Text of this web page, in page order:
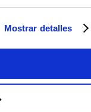
Mostrar detalles